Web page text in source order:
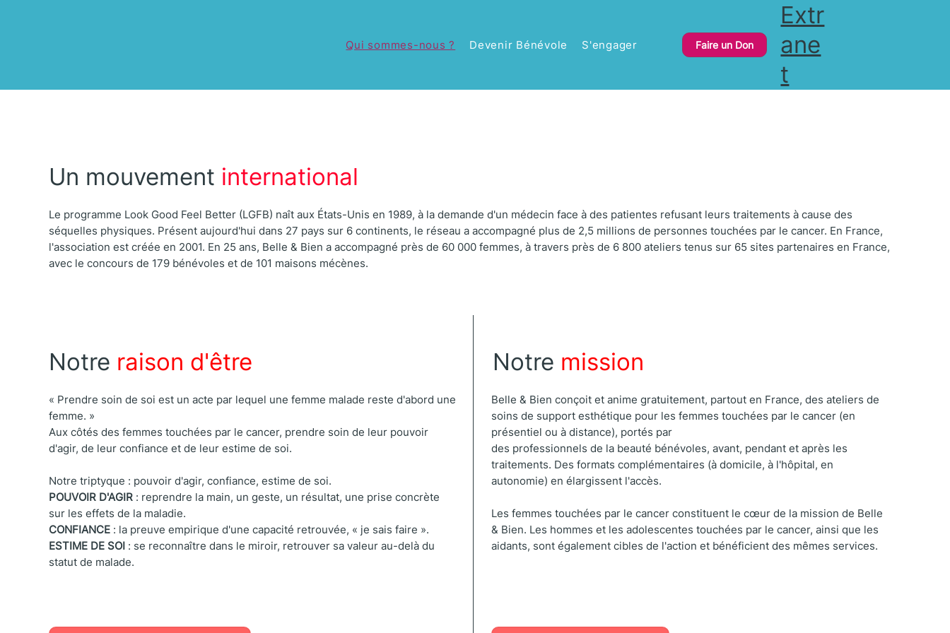
Qui sommes-nous ? Devenir Bénévole S'engager Faire un Don
Extr
ane
t
Un mouvement international
Le programme Look Good Feel Better (LGFB) naît aux États-Unis en 1989, à la demande d'un médecin face à des patientes refusant leurs traitements à cause des
séquelles physiques. Présent aujourd'hui dans 27 pays sur 6 continents, le réseau a accompagné plus de 2,5 millions de personnes touchées par le cancer. En France,
l'association est créée en 2001. En 25 ans, Belle & Bien a accompagné près de 60 000 femmes, à travers près de 6 800 ateliers tenus sur 65 sites partenaires en France,
avec le concours de 179 bénévoles et de 101 maisons mécènes.
Notre raison d'être
« Prendre soin de soi est un acte par lequel une femme malade reste d'abord une
femme. »
Aux côtés des femmes touchées par le cancer, prendre soin de leur pouvoir
d'agir, de leur confiance et de leur estime de soi.
Notre triptyque : pouvoir d'agir, confiance, estime de soi.
POUVOIR D'AGIR : reprendre la main, un geste, un résultat, une prise concrète
sur les effets de la maladie.
CONFIANCE : la preuve empirique d'une capacité retrouvée, « je sais faire ».
ESTIME DE SOI : se reconnaître dans le miroir, retrouver sa valeur au-delà du
statut de malade.
Notre mission
Belle & Bien conçoit et anime gratuitement, partout en France, des ateliers de
soins de support esthétique pour les femmes touchées par le cancer (en
présentiel ou à distance), portés par
des professionnels de la beauté bénévoles, avant, pendant et après les
traitements. Des formats complémentaires (à domicile, à l'hôpital, en
autonomie) en élargissent l'accès.
Les femmes touchées par le cancer constituent le cœur de la mission de Belle
& Bien. Les hommes et les adolescentes touchées par le cancer, ainsi que les
aidants, sont également cibles de l'action et bénéficient des mêmes services.